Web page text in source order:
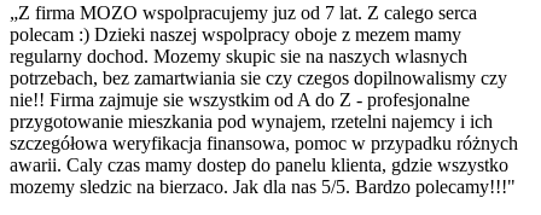
„Z firma MOZO wspolpracujemy juz od 7 lat. Z calego serca
polecam :) Dzieki naszej wspolpracy oboje z mezem mamy
regularny dochod. Mozemy skupic sie na naszych wlasnych
potrzebach, bez zamartwiania sie czy czegos dopilnowalismy czy
nie!! Firma zajmuje sie wszystkim od A do Z - profesjonalne
przygotowanie mieszkania pod wynajem, rzetelni najemcy i ich
szczegółowa weryfikacja finansowa, pomoc w przypadku różnych
awarii. Caly czas mamy dostep do panelu klienta, gdzie wszystko
mozemy sledzic na bierzaco. Jak dla nas 5/5. Bardzo polecamy!!!"